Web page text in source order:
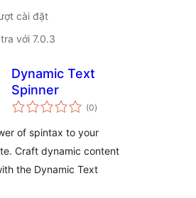
cài đặt
với 7.0.3
Dynamic Text
Spinner
(0tổng
đánh
)
of spintax to your
Craft dynamic content
the Dynamic Text